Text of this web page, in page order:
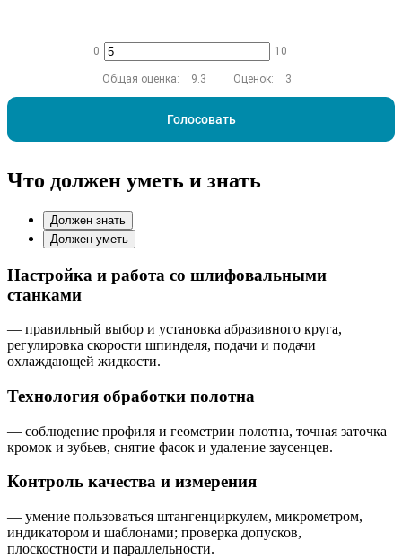
0 10
Общая оценка: 9.3 Оценок: 3
Голосовать
Что должен уметь и знать
Должен знать
Должен уметь
Настройка и работа со шлифовальными
станками
— правильный выбор и установка абразивного круга,
регулировка скорости шпинделя, подачи и подачи
охлаждающей жидкости.
Технология обработки полотна
— соблюдение профиля и геометрии полотна, точная заточка
кромок и зубьев, снятие фасок и удаление заусенцев.
Контроль качества и измерения
— умение пользоваться штангенциркулем, микрометром,
индикатором и шаблонами; проверка допусков,
плоскостности и параллельности.